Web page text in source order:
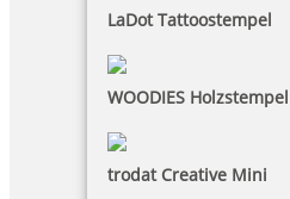
LaDot Tattoostempel
WOODIES Holzstempel
trodat Creative Mini